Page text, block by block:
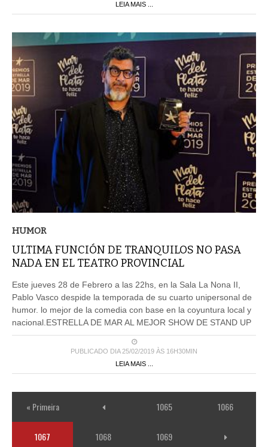
LEIA MAIS ...
HUMOR
ULTIMA FUNCIÓN DE TRANQUILOS NO PASA
NADA EN EL TEATRO PROVINCIAL
Este jueves 28 de Febrero a las 22hs, en la Sala La Nona II,
Pablo Vasco despide la temporada de su cuarto unipersonal de
humor. lo mejor de la comedia con base en la coyuntura local y
nacional.ESTRELLA DE MAR AL MEJOR SHOW DE STAND UP
PUBLICADO DIA 25/02/2019 ÀS 16H30MIN
LEIA MAIS ...
« Primeira 1065 1066
1067 1068 1069